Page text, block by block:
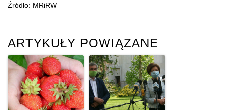
Źródło: MRiRW
ARTYKUŁY POWIĄZANE